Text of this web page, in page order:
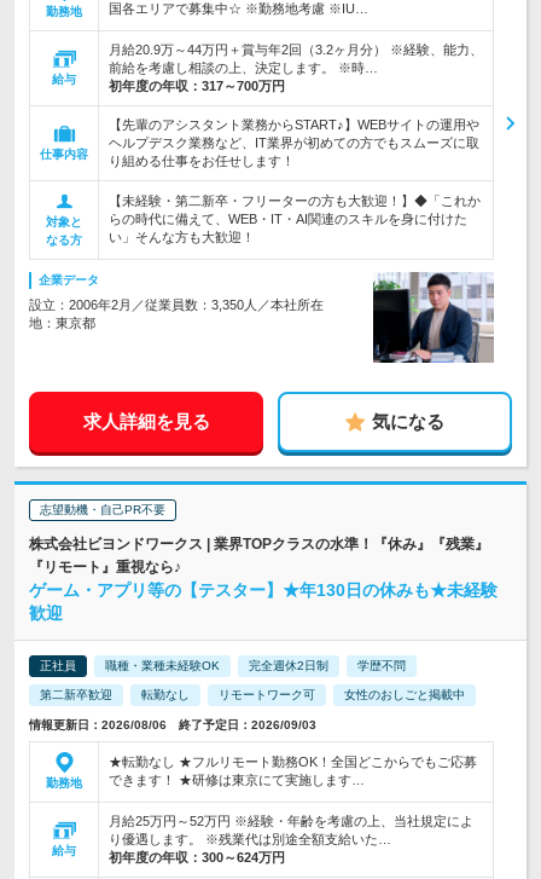
勤務地
国各エリアで募集中☆ ※勤務地考慮 ※IU…
給与
月給20.9万～44万円＋賞与年2回（3.2ヶ月分） ※経験、能力、
前給を考慮し相談の上、決定します。 ※時…
初年度の年収： 317～700万円
仕事内容
【先輩のアシスタント業務からSTART♪】WEBサイトの運用や
ヘルプデスク業務など、IT業界が初めての方でもスムーズに取
り組める仕事をお任せします！
対象と
なる方
【未経験・第二新卒・フリーターの方も大歓迎！】◆「これか
らの時代に備えて、WEB・IT・AI関連のスキルを身に付けた
い」そんな方も大歓迎！
企業データ
設立：2006年2月／従業員数：3,350人／本社所在
地：東京都
求人詳細を見る 気になる
志望動機・自己PR不要
株式会社ビヨンドワークス | 業界TOPクラスの水準！『休み』『残業』
『リモート』重視なら♪
ゲーム・アプリ等の【テスター】★年130日の休みも★未経験
歓迎
正社員 職種・業種未経験OK 完全週休2日制 学歴不問
第二新卒歓迎 転勤なし リモートワーク可 女性のおしごと掲載中
情報更新日：2026/08/06 終了予定日：2026/09/03
勤務地
★転勤なし ★フルリモート勤務OK！全国どこからでもご応募
できます！ ★研修は東京にて実施します…
給与
月給25万円～52万円 ※経験・年齢を考慮の上、当社規定によ
り優遇します。 ※残業代は別途全額支給いた…
初年度の年収： 300～624万円